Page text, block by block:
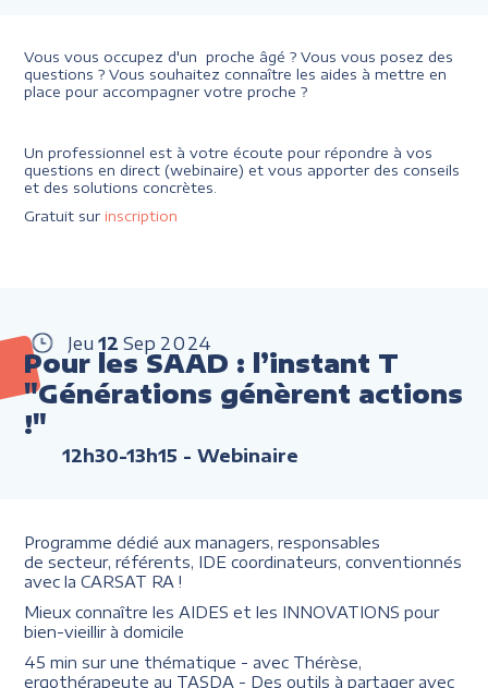
Vous vous occupez d'un proche âgé ? Vous vous posez des
questions ? Vous souhaitez connaître les aides à mettre en
place pour accompagner votre proche ?
Un professionnel est à votre écoute pour répondre à vos
questions en direct (webinaire) et vous apporter des conseils
et des solutions concrètes.
Gratuit sur inscription
Jeu 12 Sep 2024
Pour les SAAD : l’instant T
"Générations génèrent actions
!"
12h30-13h15 - Webinaire
Programme dédié aux managers, responsables
de secteur, référents, IDE coordinateurs, conventionnés
avec la CARSAT RA !
Mieux connaître les AIDES et les INNOVATIONS pour
bien-vieillir à domicile
45 min sur une thématique - avec Thérèse,
ergothérapeute au TASDA - Des outils à partager avec